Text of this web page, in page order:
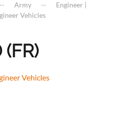
Army
Engineer |
Vehicles
Vehicles